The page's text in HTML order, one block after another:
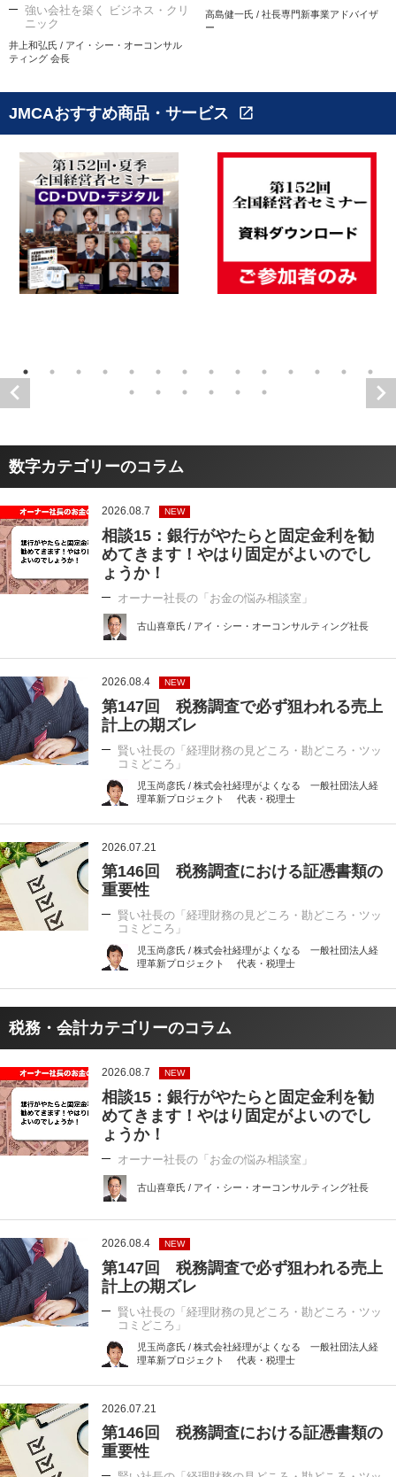
強い会社を築く ビジネス・クリ
ニック
井上和弘氏 / アイ・シー・オーコンサル
ティング 会長
高島健一氏 / 社長専門新事業アドバイザ
ー
JMCAおすすめ商品・サービス open_in_new
数字カテゴリーのコラム
2026.08.7 NEW
相談15：銀行がやたらと固定金利を勧
めてきます！やはり固定がよいのでし
ょうか！
オーナー社長の「お金の悩み相談室」
古山喜章氏 / アイ・シー・オーコンサルティング社長
2026.08.4 NEW
第147回 税務調査で必ず狙われる売上
計上の期ズレ
賢い社長の「経理財務の見どころ・勘どころ・ツッ
コミどころ」
児玉尚彦氏 / 株式会社経理がよくなる 一般社団法人経
理革新プロジェクト 代表・税理士
2026.07.21
第146回 税務調査における証憑書類の
重要性
賢い社長の「経理財務の見どころ・勘どころ・ツッ
コミどころ」
児玉尚彦氏 / 株式会社経理がよくなる 一般社団法人経
理革新プロジェクト 代表・税理士
税務・会計カテゴリーのコラム
2026.08.7 NEW
相談15：銀行がやたらと固定金利を勧
めてきます！やはり固定がよいのでし
ょうか！
オーナー社長の「お金の悩み相談室」
古山喜章氏 / アイ・シー・オーコンサルティング社長
2026.08.4 NEW
第147回 税務調査で必ず狙われる売上
計上の期ズレ
賢い社長の「経理財務の見どころ・勘どころ・ツッ
コミどころ」
児玉尚彦氏 / 株式会社経理がよくなる 一般社団法人経
理革新プロジェクト 代表・税理士
2026.07.21
第146回 税務調査における証憑書類の
重要性